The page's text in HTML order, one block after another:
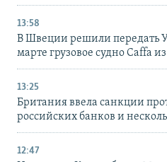
13:58
В Швеции решили передать
марте грузовое судно Caffa
13:25
Британия ввела санкции
российских банков и
12:47